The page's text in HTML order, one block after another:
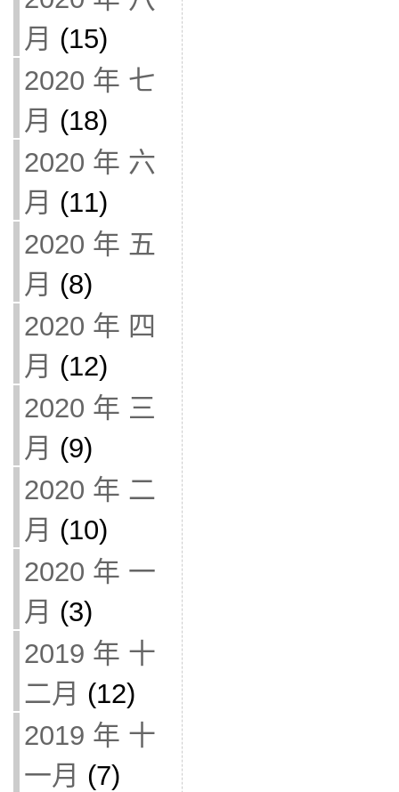
月 (15)
2020 年 七
月 (18)
2020 年 六
月 (11)
2020 年 五
月 (8)
2020 年 四
月 (12)
2020 年 三
月 (9)
2020 年 二
月 (10)
2020 年 一
月 (3)
2019 年 十
二月 (12)
2019 年 十
一月 (7)